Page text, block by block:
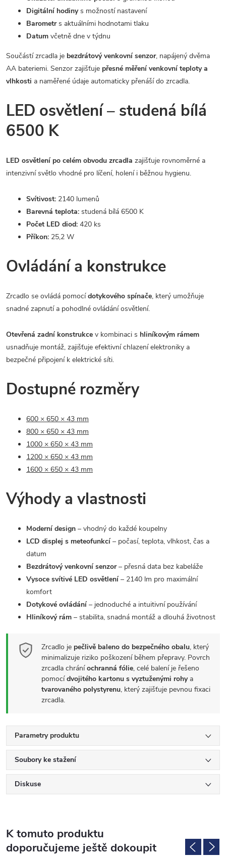
Digitální hodinys možností nastavení
Barometrs aktuálními hodnotami tlaku
Datum včetně dne v týdnu
Součástí zrcadla je bezdrátový venkovní senzor, napájený dvěma
AA bateriemi. Senzor zajišťuje přesné měření venkovní teploty a
vlhkosti a naměřené údaje automaticky přenáší do zrcadla.
LED osvětlení – studená bílá
6500 K
LED osvětlení po celém obvodu zrcadla zajišťuje rovnoměrné a
intenzivní světlo vhodné pro líčení, holení i běžnou hygienu.
Svítivost: 2140 lumenů
Barevná teplota: studená bílá 6500 K
Počet LED diod: 420 ks
Příkon: 25,2 W
Ovládání a konstrukce
Zrcadlo se ovládá pomocídotykového spínače, který umožňuje
snadné zapnutí a pohodlné ovládání osvětlení.
Otevřená zadní konstrukce v kombinaci s hliníkovým rámem
usnadňuje montáž, zajišťuje efektivní chlazení elektroniky a
bezpečné připojení k elektrické síti.
Dostupné rozměry
600 × 650 × 43 mm
800 × 650 × 43 mm
1000 × 650 × 43 mm
1200 × 650 × 43 mm
1600 × 650 × 43 mm
Výhody a vlastnosti
Moderní design – vhodný do každé koupelny
LCD displej s meteofunkcí – počasí, teplota, vlhkost, čas a
datum
Bezdrátový venkovní senzor– přesná data bez kabeláže
Vysoce svítivé LED osvětlení – 2140 lm pro maximální
komfort
Dotykové ovládání – jednoduché a intuitivní používání
Hliníkový rám – stabilita, snadná montáž a dlouhá životnost
Zrcadlo je pečlivě baleno do bezpečného obalu, který
minimalizuje riziko poškození během přepravy. Povrch
zrcadla chráníochranná fólie, celé balení je řešeno
pomocídvojitého kartonu s vyztuženými rohya
tvarovaného polystyrenu, který zajišťuje pevnou fixaci
zrcadla.
Parametry produktu
Soubory ke stažení
Diskuse
K tomuto produktu
doporučujeme ještě dokoupit